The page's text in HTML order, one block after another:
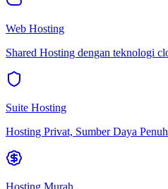
Web Hosting
Shared Hosting dengan teknologi
Suite Hosting
Hosting Privat, Sumber Daya
Hosting Murah